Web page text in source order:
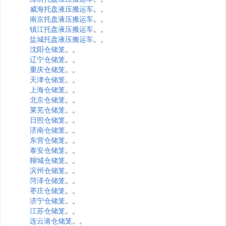
威海托盘液压搬运车。。
南京托盘液压搬运车。。
镇江托盘液压搬运车。。
盐城托盘液压搬运车。。
沈阳仓储笼。。
辽宁仓储笼。。
重庆仓储笼。。
天津仓储笼。。
上海仓储笼。。
北京仓储笼。。
莱芜仓储笼。。
日照仓储笼。。
济南仓储笼。。
东营仓储笼。。
泰安仓储笼。。
聊城仓储笼。。
滨州仓储笼。。
菏泽仓储笼。。
枣庄仓储笼。。
济宁仓储笼。。
江苏仓储笼。。
连云港仓储笼。。